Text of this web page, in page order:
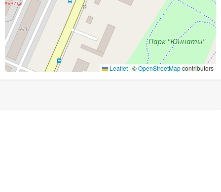
Leaflet | ©OpenStreetMapcontributors